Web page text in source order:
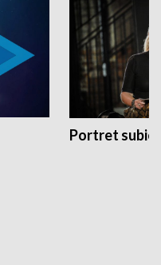
Portret